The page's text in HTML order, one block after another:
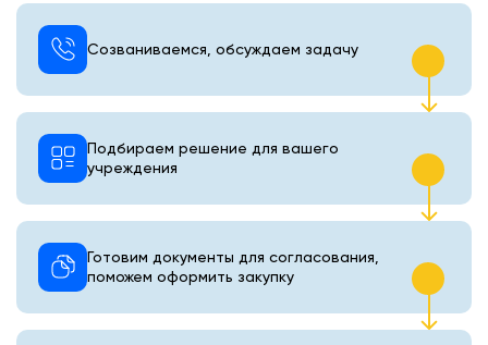
Созваниваемся, обсуждаем задачу
Подбираем решение для вашего
учреждения
Готовим документы для согласования,
поможем оформить закупку